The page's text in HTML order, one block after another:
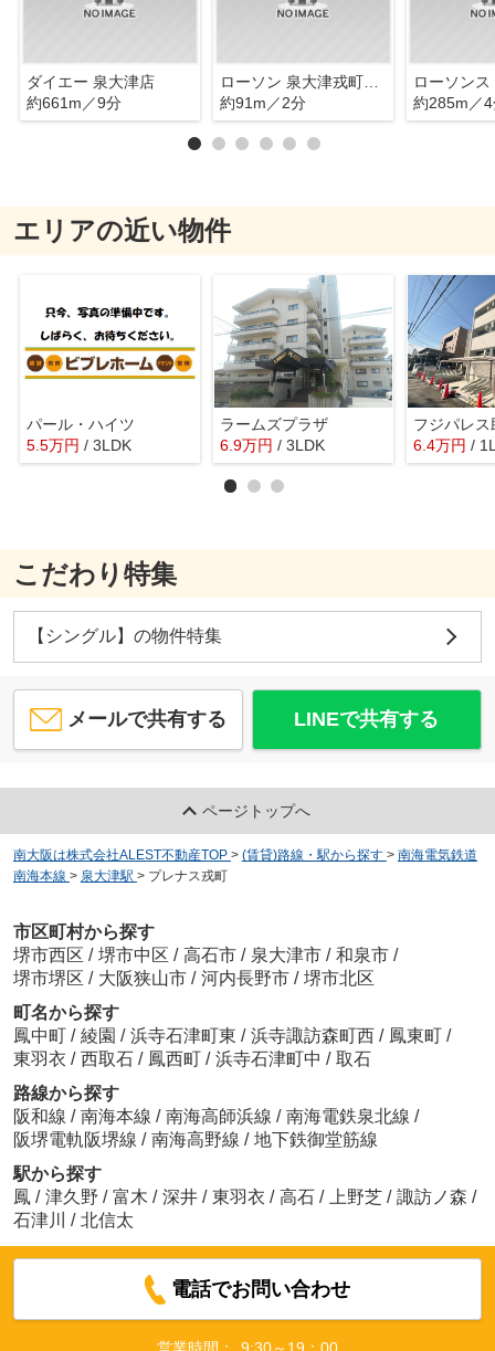
ダイエー 泉大津店
約661m／9分
ローソン 泉大津戎町南店
約91m／2分
約285m／
エリアの近い物件
パール・ハイツ
5.5万円 / 3LDK
ラームズプラザ
6.9万円 / 3LDK 6.4万円 /
こだわり特集
【シングル】の物件特集
メールで共有する LINEで共有する
ページトップへ
南大阪は株式会社ALEST不動産TOP > (賃貸)路線・駅から探す > 南海電気鉄道
南海本線 > 泉大津駅 > プレナス戎町
市区町村から探す
堺市西区 / 堺市中区 / 高石市 / 泉大津市 / 和泉市 /
堺市堺区 / 大阪狭山市 / 河内長野市 / 堺市北区
町名から探す
鳳中町 / 綾園 / 浜寺石津町東 / 浜寺諏訪森町西 / 鳳東町 /
東羽衣 / 西取石 / 鳳西町 / 浜寺石津町中 / 取石
路線から探す
阪和線 / 南海本線 / 南海高師浜線 / 南海電鉄泉北線 /
阪堺電軌阪堺線 / 南海高野線 / 地下鉄御堂筋線
駅から探す
鳳 / 津久野 / 富木 / 深井 / 東羽衣 / 高石 / 上野芝 / 諏訪ノ森 /
石津川
/ 北信太
電話でお問い合わせ